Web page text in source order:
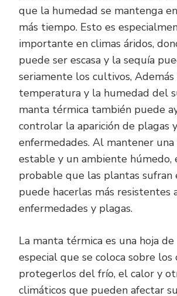
que la humedad se mantenga
más tiempo. Esto es
importante en climas áridos,
puede ser escasa y la sequía
seriamente los cultivos,
temperatura y la humedad del
manta térmica también puede
controlar la aparición de plagas y
enfermedades. Al mantener
estable y un ambiente húmedo,
probable que las plantas sufran
puede hacerlas más resistentes
enfermedades y plagas.
La manta térmica es una hoja
especial que se coloca sobre
protegerlos del frío, el calor y
climáticos que pueden afectar